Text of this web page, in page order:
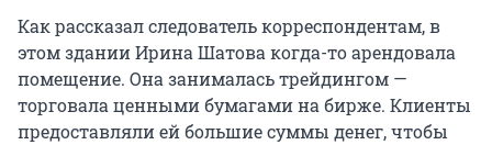
Как рассказал следователь корреспондентам, в
этом здании Ирина Шатова когда-то арендовала
помещение. Она занималась трейдингом —
торговала ценными бумагами на бирже. Клиенты
предоставляли ей большие суммы денег, чтобы